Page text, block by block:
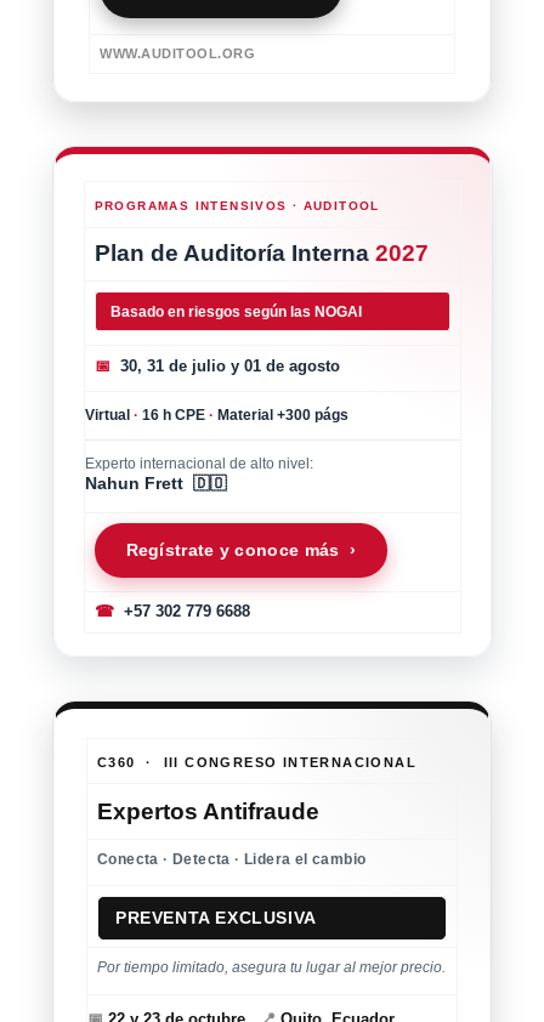
WWW.AUDITOOL.ORG
PROGRAMAS INTENSIVOS · AUDITOOL
Plan de Auditoría Interna 2027
Basado en riesgos según las NOGAI
📅 30, 31 de julio y 01 de agosto
Virtual · 16 h CPE · Material +300 págs
Experto internacional de alto nivel:
Nahun Frett 🇩🇴
Regístrate y conoce más ›
☎+57 302 779 6688
C360 · III CONGRESO INTERNACIONAL
Expertos Antifraude
Conecta · Detecta · Lidera el cambio
PREVENTA EXCLUSIVA
Por tiempo limitado, asegura tu lugar al mejor precio.